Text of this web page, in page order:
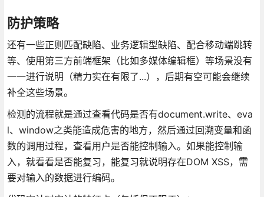
防护策略
还有一些正则匹配缺陷、业务逻辑型缺陷、配合移动端跳转
等、使用第三方前端框架（比如多媒体编辑框）等场景没有
一一进行说明（精力实在有限了...），后期有空可能会继续
补全这些场景。
检测的流程就是通过查看代码是否有document.write、eva
l、window之类能造成危害的地方，然后通过回溯变量和函
数的调用过程，查看用户是否能控制输入。如果能控制输
入，就看看是否能复习，能复习就说明存在DOM XSS，需
要对输入的数据进行编码。